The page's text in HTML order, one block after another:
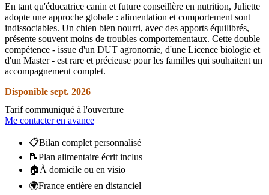
En tant qu'éducatrice canin et future conseillère en nutrition, Juliette
adopte une approche globale : alimentation et comportement sont
indissociables. Un chien bien nourri, avec des apports équilibrés,
présente souvent moins de troubles comportementaux. Cette double
compétence - issue d'un DUT agronomie, d'une Licence biologie et
d'un Master - est rare et précieuse pour les familles qui souhaitent un
accompagnement complet.
Disponible sept. 2026
Tarif communiqué à l'ouverture
Me contacter en avance
📋Bilan complet personnalisé
📝Plan alimentaire écrit inclus
🏠À domicile ou en visio
🌍France entière en distanciel